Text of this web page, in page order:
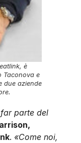
è
Taconova e
due aziende
parte del
. «Come noi,